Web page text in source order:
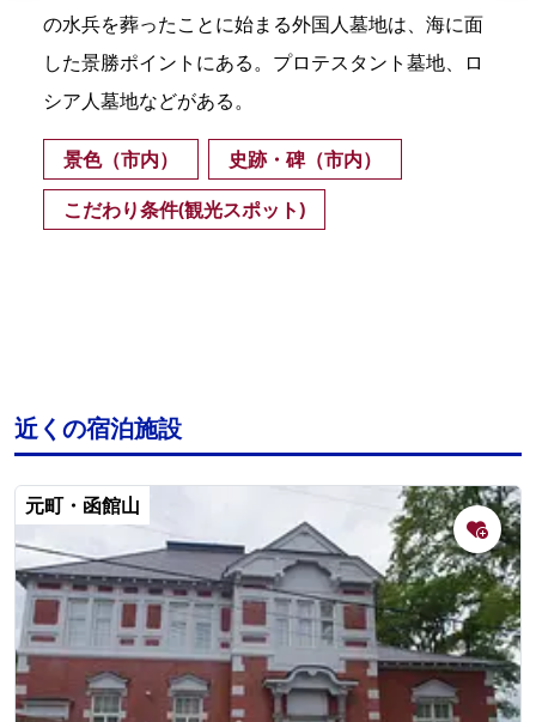
の水兵を葬ったことに始まる外国人墓地は、海に面
した景勝ポイントにある。プロテスタント墓地、ロ
シア人墓地などがある。
景色（市内）
史跡・碑（市内）
こだわり条件(観光スポット)
近くの宿泊施設
元町・函館山